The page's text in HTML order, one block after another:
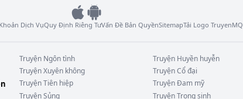
Dịch VụQuy Định Riêng TưVấn Đề Bản QuyềnSitemapTải Logo TruyenMQ
Truyện Ngôn tình Truyện Huyền huyễn
TruyệnXuyên không TruyệnCổ đại
TruyệnTiên hiệp TruyệnĐam mỹ
TruyệnSủng TruyệnTrọng sinh